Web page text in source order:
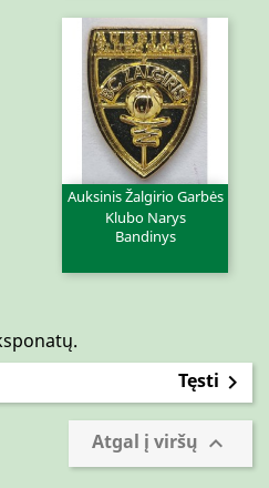
Auksinis Žalgirio Garbės
Klubo Narys
Bandinys
Tęsti 
Atgal į viršų 